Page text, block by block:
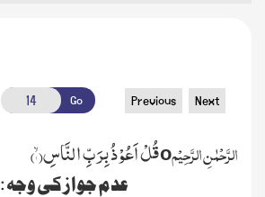
Go Previous Next
الرَّحْمٰنِ الرَّحِیْمoقُلْ اَعُوْذُ بِرَبِّ النَّاسِۙ(۱)
عدم جواز کی وجہ :